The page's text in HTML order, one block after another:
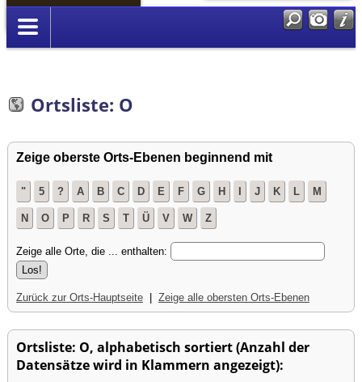
Anmelden
Ortsliste: O
Zeige oberste Orts-Ebenen beginnend mit
" 5 ? A B C D E F G H I J K L M
N O P R S T Ü V W Z
Zeige alle Orte, die ... enthalten:
Zurück zur Orts-Hauptseite Zeige alle obersten Orts-Ebenen
Ortsliste: O, alphabetisch sortiert (Anzahl der
Datensätze wird in Klammern angezeigt):